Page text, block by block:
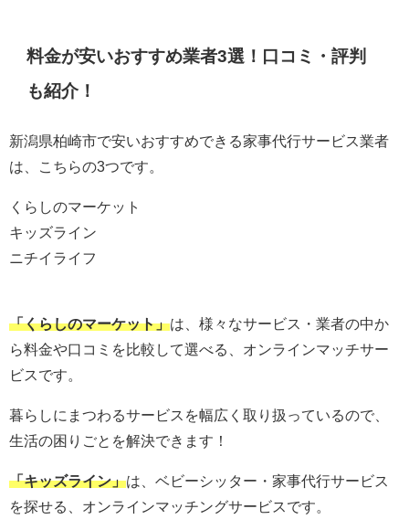
料金が安いおすすめ業者3選！口コミ・評判
も紹介！
新潟県柏崎市で安いおすすめできる家事代行サービス業者
は、こちらの3つです。
くらしのマーケット
キッズライン
ニチイライフ
「くらしのマーケット」は、様々なサービス・業者の中か
ら料金や口コミを比較して選べる、オンラインマッチサー
ビスです。
暮らしにまつわるサービスを幅広く取り扱っているので、
生活の困りごとを解決できます！
「キッズライン」は、ベビーシッター・家事代行サービス
を探せる、オンラインマッチングサービスです。